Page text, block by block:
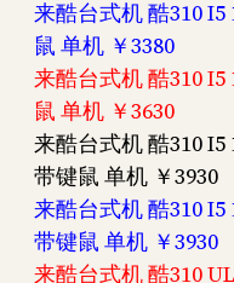
来酷台式机 酷310 I5
鼠 单机 ￥3380
来酷台式机 酷310 I5
鼠 单机 ￥3630
来酷台式机 酷310 I5
带键鼠 单机 ￥3930
来酷台式机 酷310 I5
带键鼠 单机 ￥3930
来酷台式机 酷310